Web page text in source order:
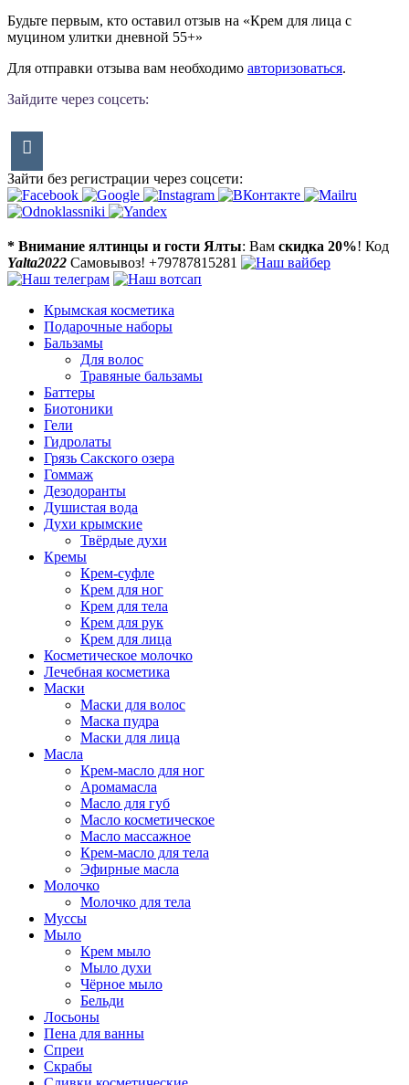
Будьте первым, кто оставил отзыв на «Крем для лица с
муцином улитки дневной 55+»
Для отправки отзыва вам необходимо авторизоваться.
Зайдите через соцсеть:
Зайти без регистрации через соцсети:
* Внимание ялтинцы и гости Ялты: Вам скидка 20%! Код
Yalta2022 Самовывоз! +79787815281
Крымская косметика
Подарочные наборы
Бальзамы
Для волос
Травяные бальзамы
Баттеры
Биотоники
Гели
Гидролаты
Грязь Сакского озера
Гоммаж
Дезодоранты
Душистая вода
Духи крымские
Твёрдые духи
Кремы
Крем-суфле
Крем для ног
Крем для тела
Крем для рук
Крем для лица
Косметическое молочко
Лечебная косметика
Маски
Маски для волос
Маска пудра
Маски для лица
Масла
Крем-масло для ног
Аромамасла
Масло для губ
Масло косметическое
Масло массажное
Крем-масло для тела
Эфирные масла
Молочко
Молочко для тела
Муссы
Мыло
Крем мыло
Мыло духи
Чёрное мыло
Бельди
Лосьоны
Пена для ванны
Спреи
Скрабы